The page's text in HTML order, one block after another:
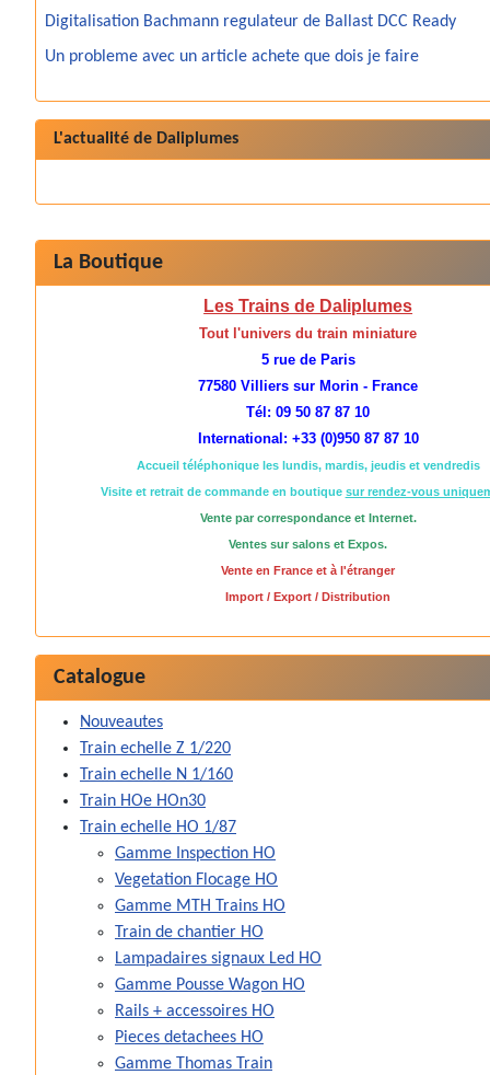
La Boutique
Les Trains de Daliplumes
Tout l'univers du train miniature
5 rue de Paris
77580 Villiers sur Morin - France
Tél: 09 50 87 87 10
International: +33 (0)950 87 87 10
Accueil téléphonique les lundis, mardis, jeudis et vendredis
Visite et retrait de commande en boutique sur rendez-vous
Vente par correspondance et Internet.
Ventes sur salons et Expos.
Vente en France et à l'étranger
Import / Export / Distribution
Catalogue
Nouveautes
Train echelle Z 1/220
Train echelle N 1/160
Train HOe HOn30
Train echelle HO 1/87
Gamme Inspection HO
Vegetation Flocage HO
Gamme MTH Trains HO
Train de chantier HO
Lampadaires signaux Led HO
Gamme Pousse Wagon HO
Rails + accessoires HO
Pieces detachees HO
Gamme Thomas Train
Digitalisation Bachmann regulateur de Ballast DCC Ready
Un probleme avec un article achete que dois je faire
L'actualité de Daliplumes